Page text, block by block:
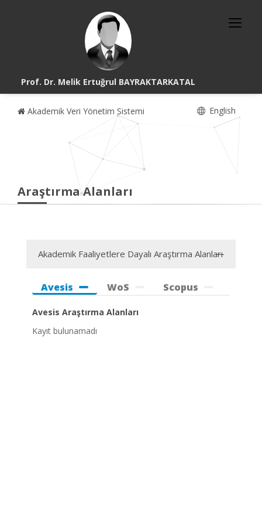
Prof. Dr. Melik Ertuğrul BAYRAKTARKATAL
Akademik Veri Yönetim Sistemi English
Araştırma Alanları
Akademik Faaliyetlere Dayalı Araştırma Alanları
Avesis WoS Scopus
Avesis Araştırma Alanları
Kayıt bulunamadı